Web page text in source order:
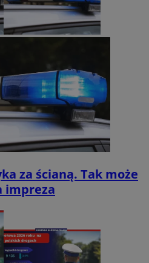
za ścianą. Tak może
impreza